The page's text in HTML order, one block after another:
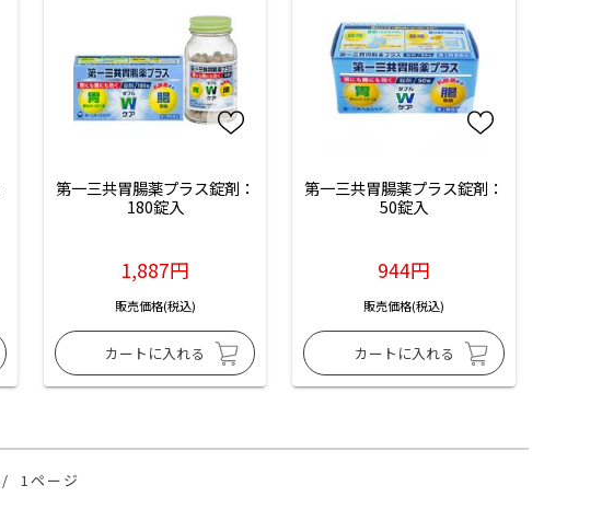
第一三共胃腸薬プラス錠剤：
180錠入
1,887円
販売価格(税込)
第一三共胃腸薬プラス錠剤：
50錠入
944円
販売価格(税込)
/ 1ページ